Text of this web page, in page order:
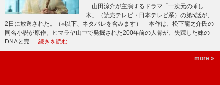
山田涼介が主演するドラマ「一次元の挿し
木」（読売テレビ・日本テレビ系）の第5話が、
2日に放送された。（※以下、ネタバレを含みます） 本作は、松下龍之介氏の
同名小説が原作。ヒマラヤ山中で発掘された200年前の人骨が、失踪した妹の
DNAと完 … 続きを読む
more »